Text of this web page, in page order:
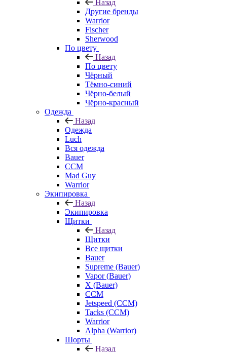
Назад
Другие бренды
Warrior
Fischer
Sherwood
По цвету
Назад
По цвету
Чёрный
Тёмно-синий
Чёрно-белый
Чёрно-красный
Одежда
Назад
Одежда
Luch
Вся одежда
Bauer
CCM
Mad Guy
Warrior
Экипировка
Назад
Экипировка
Щитки
Назад
Щитки
Все щитки
Bauer
Supreme (Bauer)
Vapor (Bauer)
X (Bauer)
CCM
Jetspeed (CCM)
Tacks (CCM)
Warrior
Alpha (Warrior)
Шорты
Назад